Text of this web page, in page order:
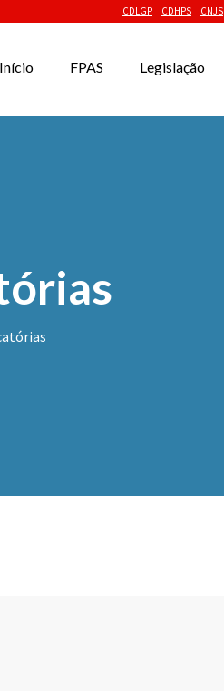
CDLGP CDHPS CNJS
Início FPAS Legislação